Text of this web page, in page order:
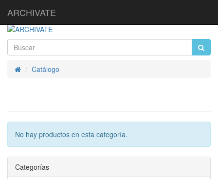
ARCHIVATE
InicioCatálogo
No hay productos en esta categoría.
Categorías